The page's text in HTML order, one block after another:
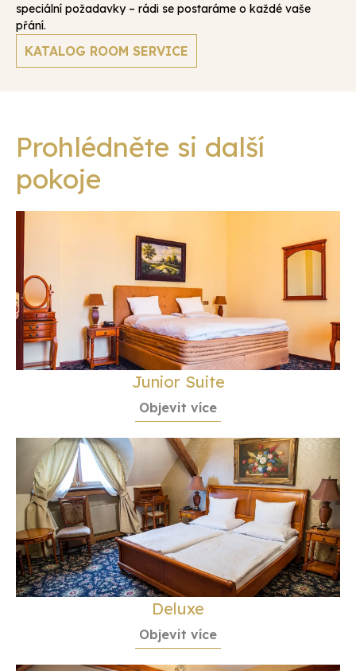
speciální požadavky – rádi se postaráme o každé vaše
přání.
KATALOG ROOM SERVICE
Prohlédněte si další
pokoje
Junior Suite
Objevit více
Deluxe
Objevit více